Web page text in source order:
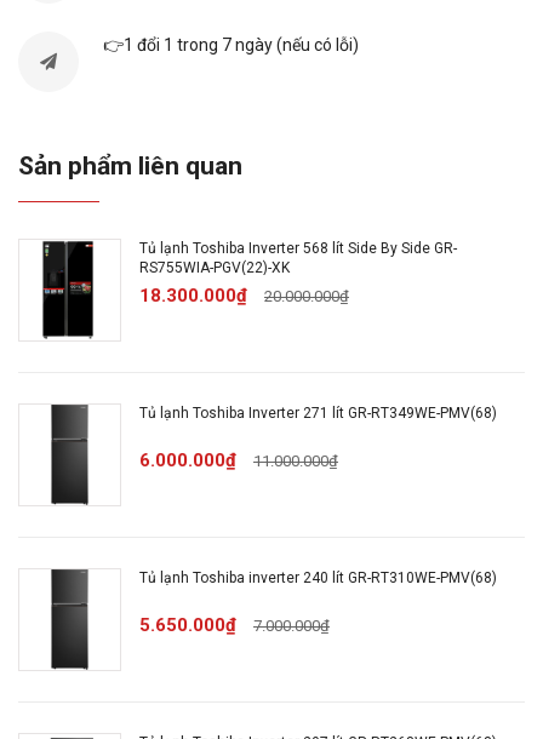
dụng:
thích hợp:
Dung tích ngăn
đông + ngăn đá:
206 lít
Dung tích ngăn
ngoài Tủ lạnh:
Tủ lạnh Inverter -
Công nghệ làm
Luồng khí lạnh đa chiều
👉1 đổi 1 trong 7 ngày (nếu có lỗi)
Sản phẩm liên quan
Tủ lạnh Toshiba Inverter 568 lít Side By Side GR-
RS755WIA-PGV(22)-XK
18.300.000₫ 20.000.000₫
Tủ lạnh Toshiba Inverter 271 lít GR-RT349WE-PMV(68)
6.000.000₫ 11.000.000₫
Tủ lạnh Toshiba inverter 240 lít GR-RT310WE-PMV(68)
5.650.000₫ 7.000.000₫